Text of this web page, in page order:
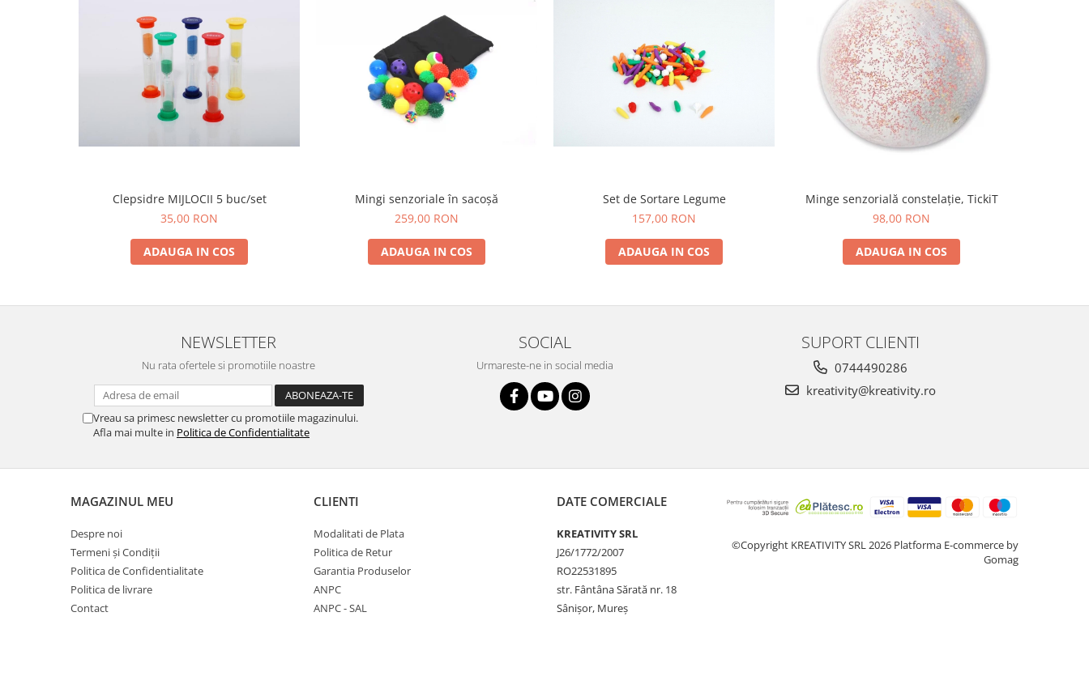
Pregătirea scrierii de mână
Mărgele HAMA MIDI
Perceperea timpului - TimeTimer
Clepsidre MIJLOCII 5 buc/set
35,00 RON
ADAUGA IN COS
Mingi senzoriale în sacoșă
259,00 RON
ADAUGA IN COS
Set de Sortare Legume
157,00 RON
ADAUGA IN COS
Minge senzorială constelație, TickiT
98,00 RON
ADAUGA IN COS
NEWSLETTER
Nu rata ofertele si promotiile noastre
Vreau sa primesc newsletter cu promotiile magazinului.
Afla mai multe in Politica de Confidentialitate
SOCIAL
Urmareste-ne in social media
SUPORT CLIENTI
0744490286
kreativity@kreativity.ro
MAGAZINUL MEU
Despre noi
Termeni și Condiții
Politica de Confidentialitate
Politica de livrare
Contact
CLIENTI
Modalitati de Plata
Politica de Retur
Garantia Produselor
ANPC
ANPC - SAL
DATE COMERCIALE
KREATIVITY SRL
J26/1772/2007
RO22531895
str. Fântâna Sărată nr. 18
Sânișor, Mureș
©Copyright KREATIVITY SRL 2026 Platforma E-commerce by
Gomag